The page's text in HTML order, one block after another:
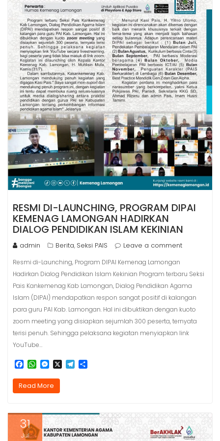
RESMI DI-LAUNCHING, PROGRAM DIPAI
KEMENAG LAMONGAN HADIRKAN
DIALOG PENDIDIKAN ISLAM KEKINIAN
admin Berita, Seksi PAIS Leave a comment
Resmi di-Launching, Program DIPAI Kemenag Lamongan
Hadirkan Dialog Pendidikan Islam Kekinian Program terbaru Seksi
Pais Kankemenag Kab Lamongan, Dialog Pendidikan Agama
Islam (DIPAI) mendapatkan respon sangat positif di kalangan
para guru PAI Kab. Lamongan. Hal ini dibuktikan dengan kuoto
zoom meeting yang disiapkan sejumlah 300 peserta, ternyata
terisi penuh. Sehingga pelaksana kegiatan menyiapkan link
YouTube…
c
e
o
k
W
a
t
p
p
M
s
s
g
e
r
X T
a
m
Read More
31
Jul